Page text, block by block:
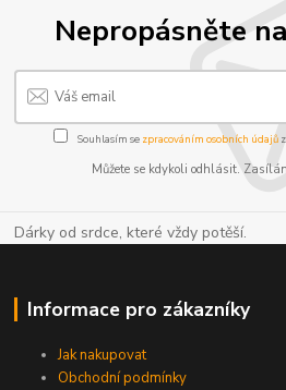
Nepropásněte
Souhlasím se zpracováním osobních údajů
Můžete se kdykoli odhlásit.
Dárky od srdce, které vždy potěší.
Informace pro zákazníky
Jak nakupovat
Obchodní podmínky